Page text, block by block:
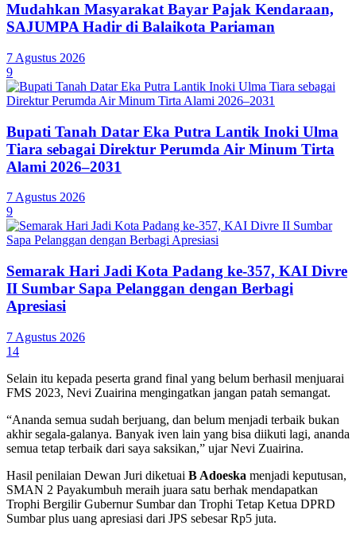
Mudahkan Masyarakat Bayar Pajak Kendaraan,
SAJUMPA Hadir di Balaikota Pariaman
7 Agustus 2026
9
Bupati Tanah Datar Eka Putra Lantik Inoki Ulma
Tiara sebagai Direktur Perumda Air Minum Tirta
Alami 2026–2031
7 Agustus 2026
9
Semarak Hari Jadi Kota Padang ke-357, KAI Divre
II Sumbar Sapa Pelanggan dengan Berbagi
Apresiasi
7 Agustus 2026
14
Selain itu kepada peserta grand final yang belum berhasil menjuarai
FMS 2023, Nevi Zuairina mengingatkan jangan patah semangat.
“Ananda semua sudah berjuang, dan belum menjadi terbaik bukan
akhir segala-galanya. Banyak iven lain yang bisa diikuti lagi, ananda
semua tetap terbaik dari saya saksikan,” ujar Nevi Zuairina.
Hasil penilaian Dewan Juri diketuai B Adoeska menjadi keputusan,
SMAN 2 Payakumbuh meraih juara satu berhak mendapatkan
Trophi Bergilir Gubernur Sumbar dan Trophi Tetap Ketua DPRD
Sumbar plus uang apresiasi dari JPS sebesar Rp5 juta.